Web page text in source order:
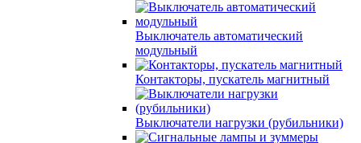
Выключатель автоматический
модульный
Контакторы, пускатель магнитный
Выключатели нагрузки (рубильники)